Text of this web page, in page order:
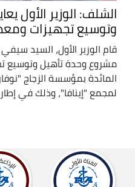
الشلف: الوزير الأول
وتوسيع تجهيزات
قام الوزير الأول، السيد
مشروع وحدة تأهيل وتوسيع
المائدة بمؤسسة الزجاج
لمجمع "إينافا"، وذلك في إطار ...